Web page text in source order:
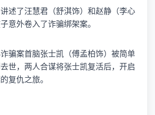
讲述了汪慧君（舒淇饰）和赵静（李心
意外卷入了诈骗绑架案。
骗案首脑张士凯（傅孟柏饰）被简单
世，两人合谋将张士凯复活后，开启
复仇之旅。